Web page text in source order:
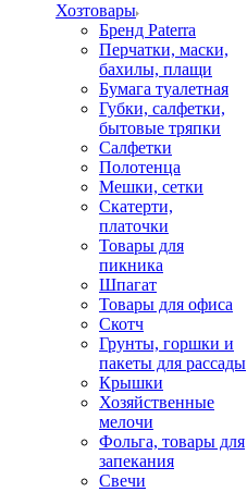
Хозтовары
Бренд Paterra
Перчатки, маски,
бахилы, плащи
Бумага туалетная
Губки, салфетки,
бытовые тряпки
Салфетки
Полотенца
Мешки, сетки
Скатерти,
платочки
Товары для
пикника
Шпагат
Товары для офиса
Скотч
Грунты, горшки и
пакеты для рассады
Крышки
Хозяйственные
мелочи
Фольга, товары для
запекания
Свечи